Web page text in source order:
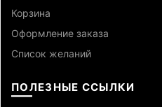
Корзина
Оформление заказа
Список желаний
ПОЛЕЗНЫЕ ССЫЛКИ